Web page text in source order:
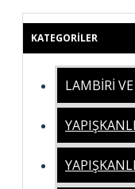
KATEGORILER
LAMBİRİ